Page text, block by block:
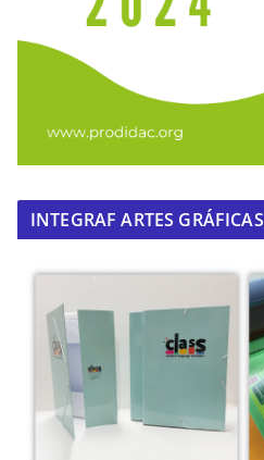
INTEGRAF ARTES GRÁFICAS